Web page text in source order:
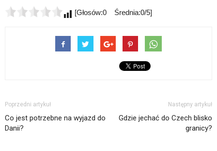
[Głosów:0 Średnia:0/5]
Poprzedni artykuł
Co jest potrzebne na wyjazd do
Danii?
Następny artykuł
Gdzie jechać do Czech blisko
granicy?